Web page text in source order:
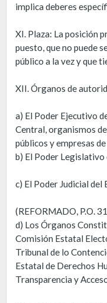
implica deberes
XI. Plaza: La posición
puesto, que no puede
público a la vez y que
XII. Órganos de
a) El Poder Ejecutivo
Central, organismos
públicos y empresas
b) El Poder Legislativo
c) El Poder Judicial del
(REFORMADO, P.O.
d) Los Órganos
Comisión Estatal
Tribunal de lo
Estatal de Derechos
Transparencia y